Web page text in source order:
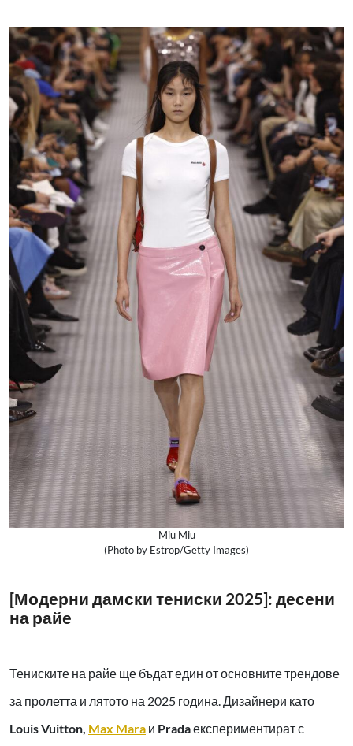
Miu Miu
(Photo by Estrop/Getty Images)
[Модерни дамски тениски 2025]: десени
на райе
Тениските на райе ще бъдат един от основните трендове
за пролетта и лятото на 2025 година. Дизайнери като
Louis Vuitton, Max Mara и Pradaекспериментират с